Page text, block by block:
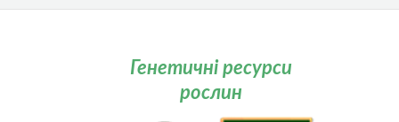
Генетичні ресурси
рослин